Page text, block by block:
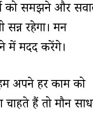
को समझने और
रहेगा। मन
में मदद करेंगे।
अपने हर काम को
हैं तो मौन